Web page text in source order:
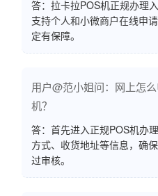
答：拉卡拉POS机正规办理
支持个人和小微商户在线申
定有保障。
用户@范小姐问：网上怎
机？
答：首先进入正规POS机办
方式、收货地址等信息，确
过审核。